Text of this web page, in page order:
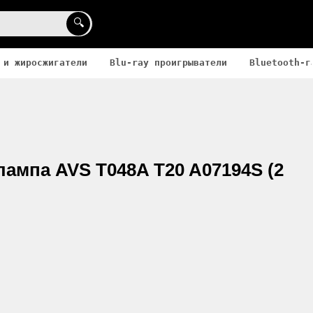
🔍
жиросжигатели Blu-ray проигрыватели Bluetooth-
AVS T048A T20 A07194S (2